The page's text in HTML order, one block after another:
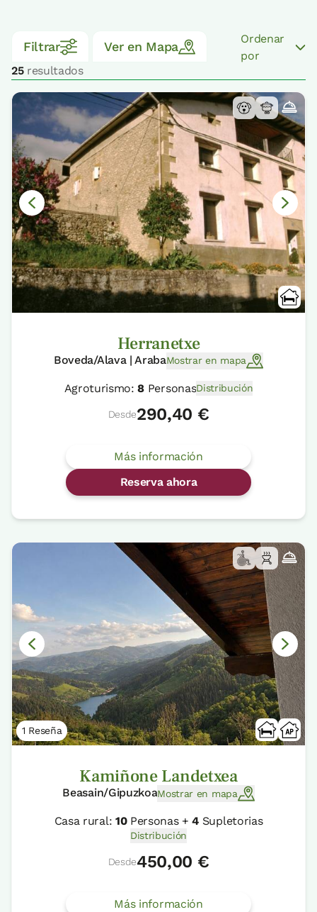
Filtrar Ver en Mapa
25resultados
Ordenar
por
Herranetxe
Boveda/Alava | ArabaMostrar en mapa
Agroturismo:8 PersonasDistribución
Desde290,40 €
Más información
Reserva ahora
1 Reseña
Kamiñone Landetxea
Beasain/GipuzkoaMostrar en mapa
Casa rural: 10Personas +4 Supletorias
Distribución
Desde450,00 €
Más información